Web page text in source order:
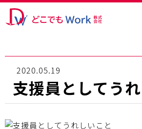
2020.05.19
支援員としてう